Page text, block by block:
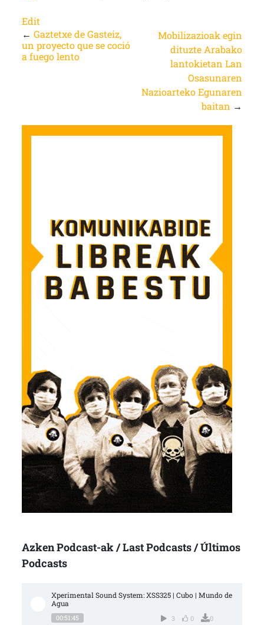
Edit
← Gaztetxe de Gasteiz,
un proyecto que se coció
a fuego lento
Mobilizazioak egin
dituzte Arabako
lantokietan Lan
Osasunaren
Nazioarteko Egunaren
baitan →
Azken Podcast-ak / Last Podcasts / Últimos
Podcasts
Xperimental Sound System: XSS325 | Cubo | Mundo de
Agua
00:51:45 3 0 0